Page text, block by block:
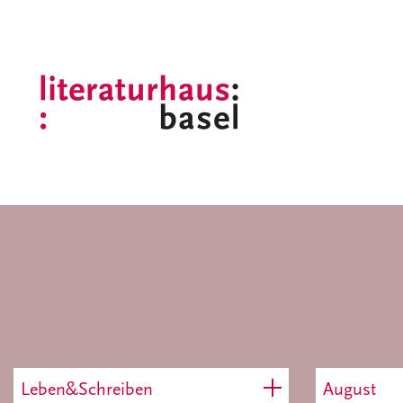
Leben&Schreiben August